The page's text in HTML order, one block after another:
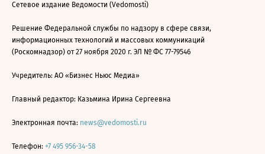
Сетевое издание Ведомости (Vedomosti)
Решение Федеральной службы по надзору в сфере связи,
информационных технологий и массовых коммуникаций
(Роскомнадзор) от 27 ноября 2020 г. ЭЛ № ФС 77-79546
Учредитель: АО «Бизнес Ньюс Медиа»
Главный редактор: Казьмина Ирина Сергеевна
Электронная почта: news@vedomosti.ru
Телефон: +7 495 956-34-58